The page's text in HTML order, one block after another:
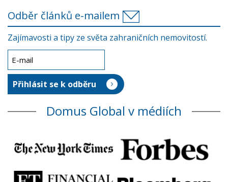
Odběr článků e-mailem
Zajímavosti a tipy ze světa zahraničních nemovitostí.
Domus Global v médiích